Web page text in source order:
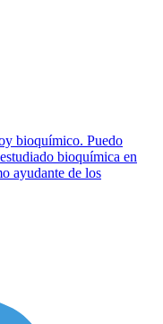
bioquímico. Puedo
bioquímica en
ayudante de los